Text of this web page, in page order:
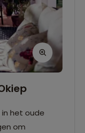
het oude
om